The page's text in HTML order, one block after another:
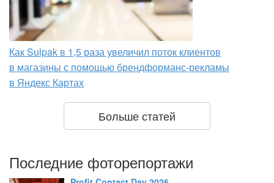
Как Sulpak в 1,5 раза увеличил поток клиентов
в магазины с помощью брендформанс-рекламы
в Яндекс Картах
Больше статей
Последние фоторепортажи